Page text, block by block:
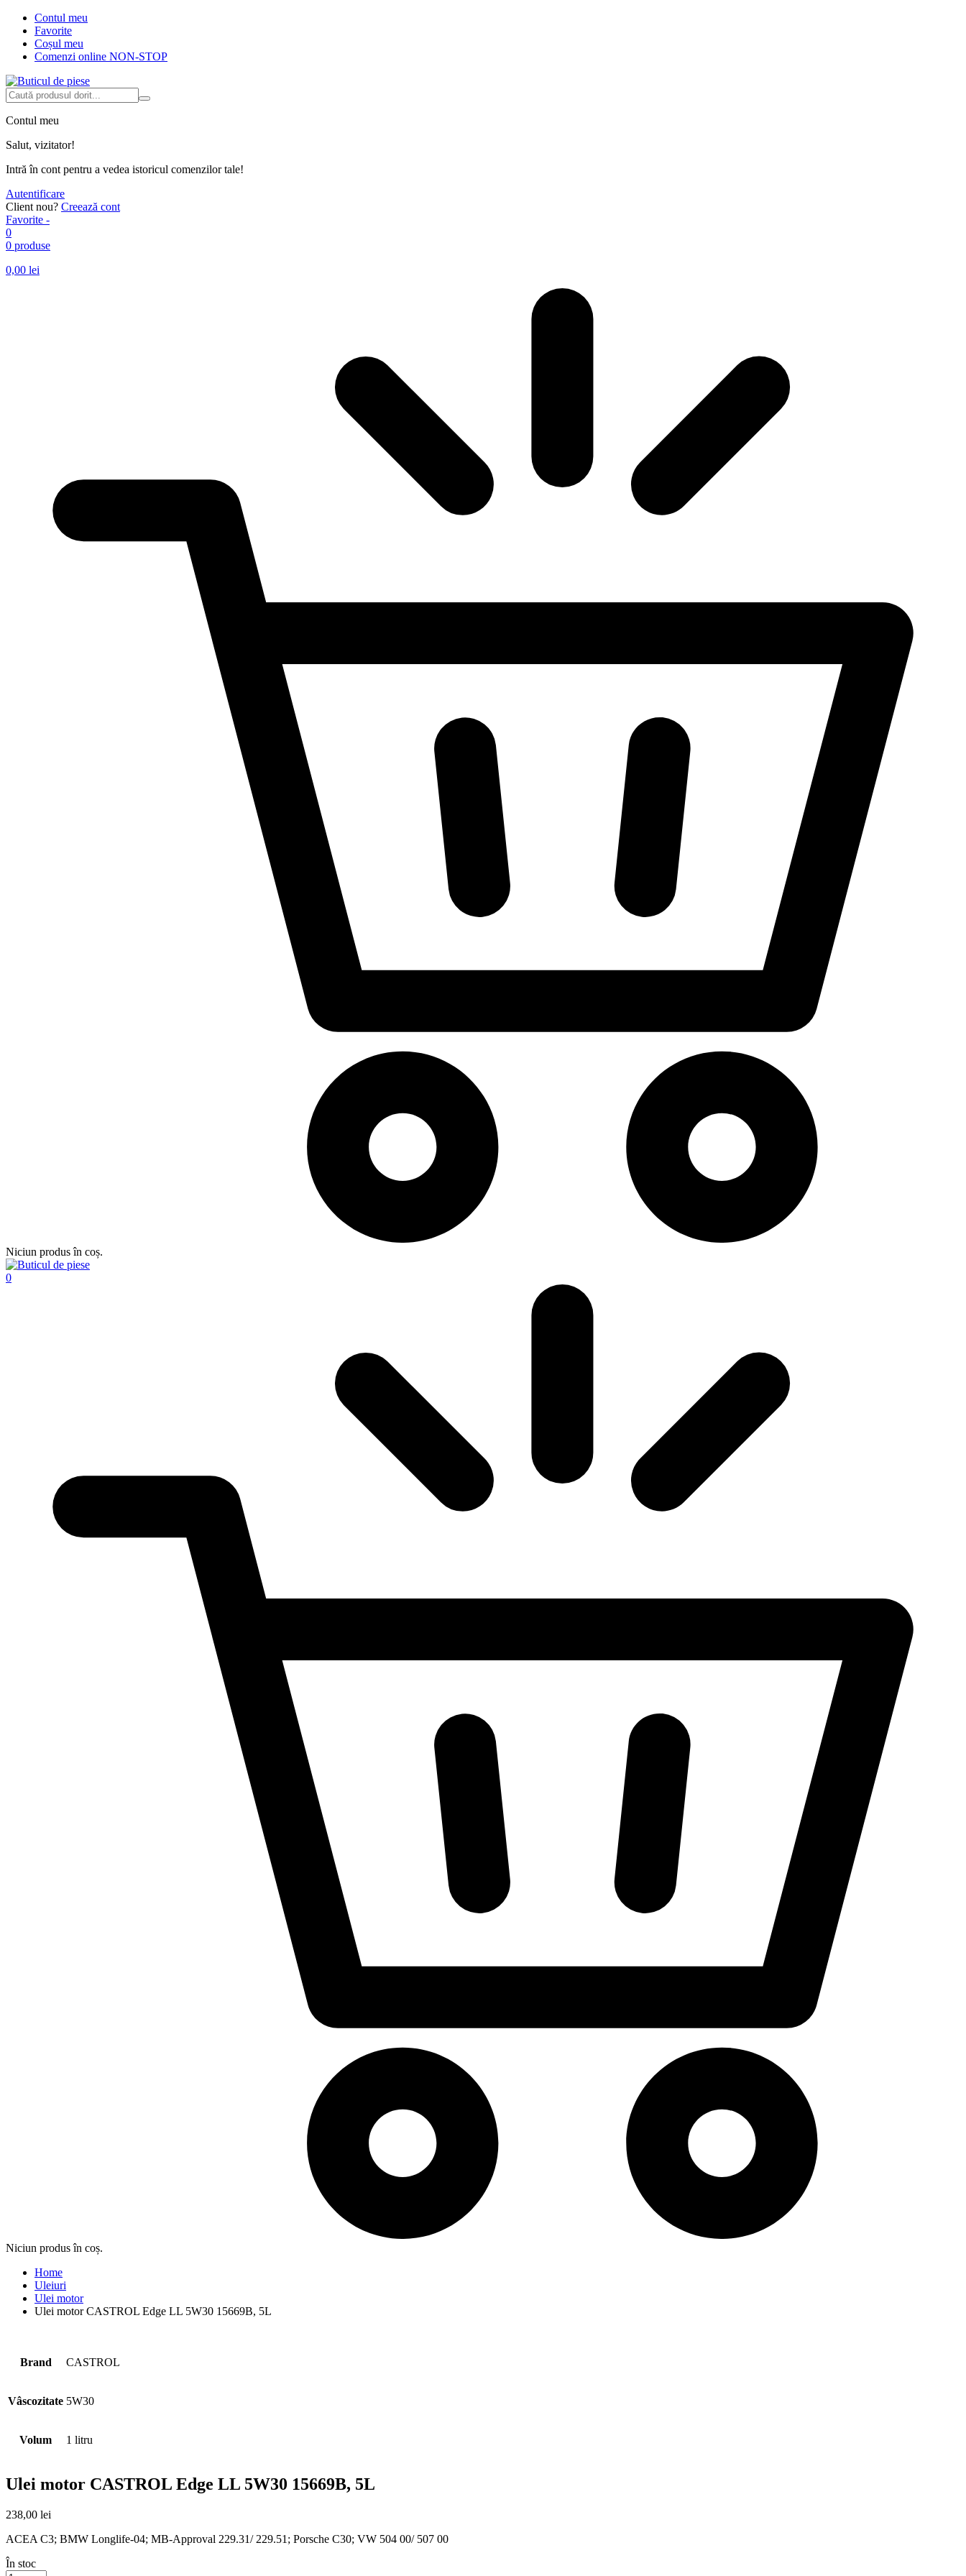
Contul meu
Favorite
Coșul meu
Comenzi online NON-STOP
Contul meu
Salut, vizitator!
Intră în cont pentru a vedea istoricul comenzilor tale!
Autentificare
Client nou? Creează cont
Favorite -
0
0 produse
0,00 lei
Niciun produs în coș.
0
Niciun produs în coș.
Home
Uleiuri
Ulei motor
Ulei motor CASTROL Edge LL 5W30 15669B, 5L
Brand CASTROL
Vâscozitate 5W30
Volum 1 litru
Ulei motor CASTROL Edge LL 5W30 15669B, 5L
238,00 lei
ACEA C3; BMW Longlife-04; MB-Approval 229.31/ 229.51; Porsche C30; VW 504 00/ 507 00
În stoc